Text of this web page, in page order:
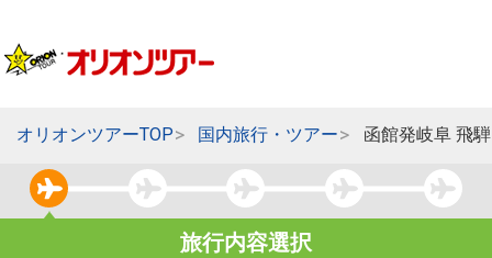
オリオンツアーTOP 国内旅行・ツアー 函館発岐阜 飛
旅行内容選択